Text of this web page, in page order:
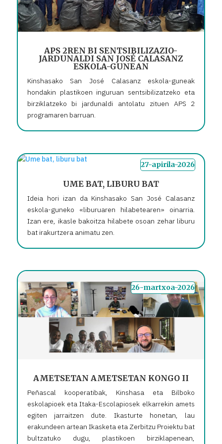
APS 2REN BI SENTSIBILIZAZIO-
JARDUNALDI SAN JOSÉ CALASANZ
ESKOLA-GUNEAN
Kinshasako San José Calasanz eskola-guneak
hondakin plastikoen inguruan sentsibilizatzeko eta
birziklatzeko bi jardunaldi antolatu zituen APS 2
programaren barruan.
UME BAT, LIBURU BAT
27-apirila-2026
Ideia hori izan da Kinshasako San José Calasanz
eskola-guneko «liburuaren hilabetearen» oinarria.
Izan ere, ikasle bakoitza hilabete osoan zehar liburu
bat irakurtzera animatu zen.
AMETSETAN AMETSETAN KONGO II
26-martxoa-2026
Peñascal kooperatibak, Kinshasa eta Bilboko
eskolapioek eta Itaka-Escolapiosek elkarrekin amets
egiten jarraitzen dute. Ikasturte honetan, lau
erakundeen artean Ikasketa eta Zerbitzu Proiektu bat
bultzatuko dugu, plastikoen birziklapenean,